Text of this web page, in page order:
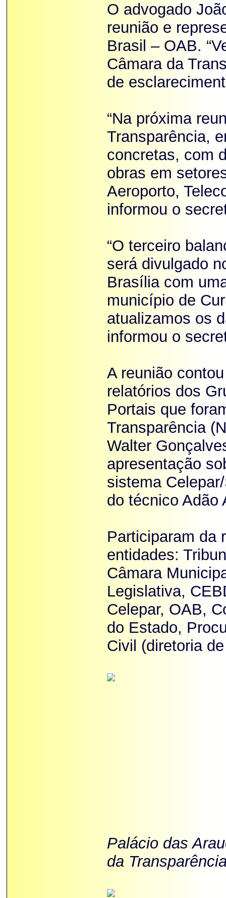
O advogado
reunião e
Brasil – OAB.
Câmara da
de
“Na próxima
Transparência,
concretas, com
obras em
Aeroporto,
informou o
“O terceiro
será divulgado
Brasília com
município de
atualizamos os
informou o
A reunião
relatórios dos
Portais que
Transparência
Walter
apresentação
sistema
do técnico Adão
Participaram da
entidades:
Câmara
Legislativa,
Celepar, OAB,
do Estado,
Civil (diretoria
Palácio das
da